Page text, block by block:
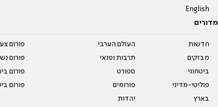
English
מדורים
חדשות
מבזקים
ביטחוני
פוליטי-מדיני
בארץ
העולם הערבי
תרבות ופנאי
ספורט
פורומים
יהדות
פורום
פורום
פורום
פורום